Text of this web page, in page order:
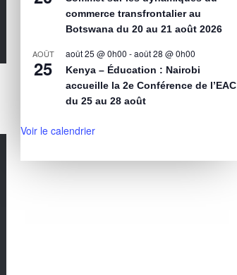
commerce transfrontalier au
Botswana du 20 au 21 août 2026
AOÛT
25
août 25 @ 0h00 -août 28 @ 0h00
Kenya – Éducation : Nairobi
accueille la 2e Conférence de l’EAC
du 25 au 28 août
Voir le calendrier